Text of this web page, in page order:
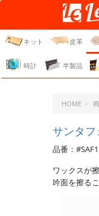
レザー
ジェー
キット 皮革
時計 半製品
HOME
サンタ
品番：
ワックスが
吟面を擦る